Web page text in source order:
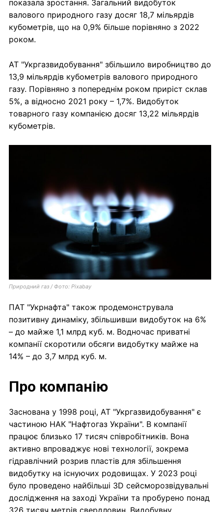
показала зростання. Загальний видобуток
валового природного газу досяг 18,7 мільярдів
кубометрів, що на 0,9% більше порівняно з 2022
роком.
АТ "Укргазвидобування" збільшило виробництво до
13,9 мільярдів кубометрів валового природного
газу. Порівняно з попереднім роком приріст склав
5%, а відносно 2021 року – 1,7%. Видобуток
товарного газу компанією досяг 13,22 мільярдів
кубометрів.
Природний газ / Фото: Pixabay
ПАТ "Укрнафта" також продемонструвала
позитивну динаміку, збільшивши видобуток на 6%
– до майже 1,1 млрд куб. м. Водночас приватні
компанії скоротили обсяги видобутку майже на
14% – до 3,7 млрд куб. м.
Про компанію
Заснована у 1998 році, АТ "Укргазвидобування" є
частиною НАК "Нафтогаз України". В компанії
працює близько 17 тисяч співробітників. Вона
активно впроваджує нові технології, зокрема
гідравлічний розрив пластів для збільшення
видобутку на існуючих родовищах. У 2023 році
було проведено найбільші 3D сейсморозвідувальні
дослідження на заході України та пробурено понад